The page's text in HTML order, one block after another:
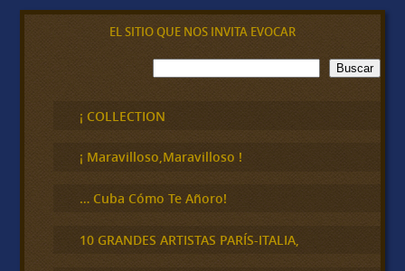
EL SITIO QUE NOS INVITA EVOCAR
B
u
c
a
Buscar
¡ COLLECTION
¡ Maravilloso,Maravilloso !
… Cuba Cómo Te Añoro!
10 GRANDES ARTISTAS PARÍS-ITALIA,